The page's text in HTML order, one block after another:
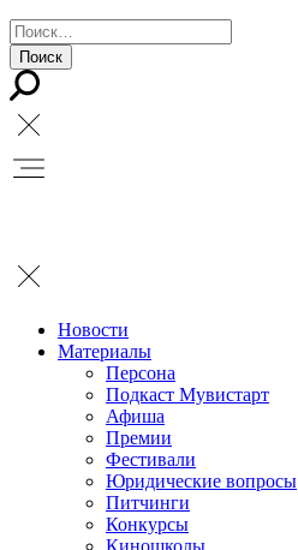
Новости
Материалы
Персона
Подкаст Мувистарт
Афиша
Премии
Фестивали
Юридические вопросы
Питчинги
Конкурсы
Киношколы